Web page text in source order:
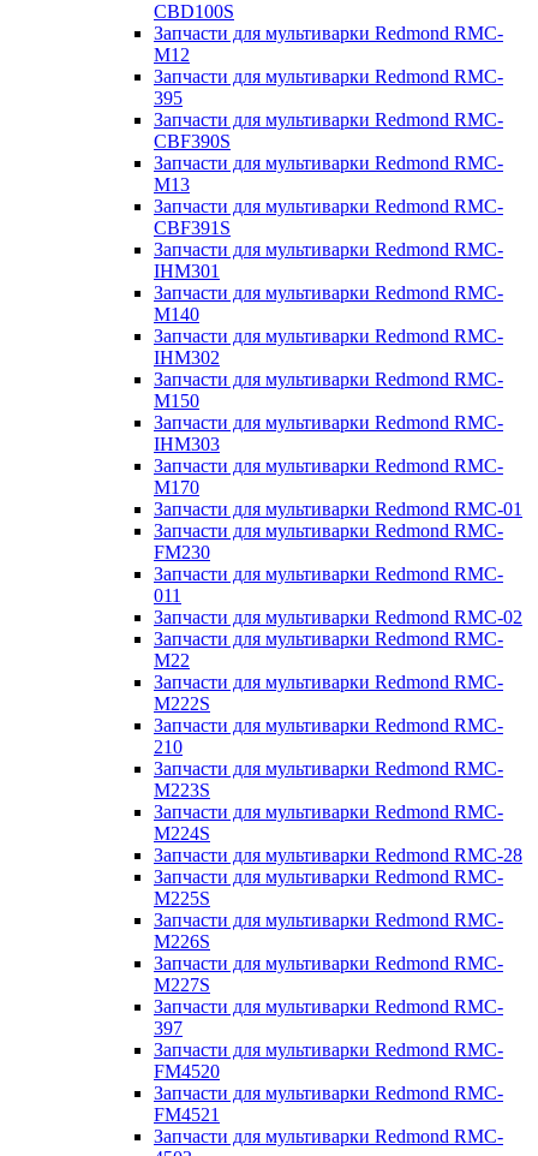
CBD100S
Запчасти для мультиварки Redmond RMC-
M12
Запчасти для мультиварки Redmond RMC-
395
Запчасти для мультиварки Redmond RMC-
CBF390S
Запчасти для мультиварки Redmond RMC-
M13
Запчасти для мультиварки Redmond RMC-
CBF391S
Запчасти для мультиварки Redmond RMC-
IHM301
Запчасти для мультиварки Redmond RMC-
M140
Запчасти для мультиварки Redmond RMC-
IHM302
Запчасти для мультиварки Redmond RMC-
M150
Запчасти для мультиварки Redmond RMC-
IHM303
Запчасти для мультиварки Redmond RMC-
M170
Запчасти для мультиварки Redmond RMC-01
Запчасти для мультиварки Redmond RMC-
FM230
Запчасти для мультиварки Redmond RMC-
011
Запчасти для мультиварки Redmond RMC-02
Запчасти для мультиварки Redmond RMC-
M22
Запчасти для мультиварки Redmond RMC-
M222S
Запчасти для мультиварки Redmond RMC-
210
Запчасти для мультиварки Redmond RMC-
M223S
Запчасти для мультиварки Redmond RMC-
M224S
Запчасти для мультиварки Redmond RMC-28
Запчасти для мультиварки Redmond RMC-
M225S
Запчасти для мультиварки Redmond RMC-
M226S
Запчасти для мультиварки Redmond RMC-
M227S
Запчасти для мультиварки Redmond RMC-
397
Запчасти для мультиварки Redmond RMC-
FM4520
Запчасти для мультиварки Redmond RMC-
FM4521
Запчасти для мультиварки Redmond RMC-